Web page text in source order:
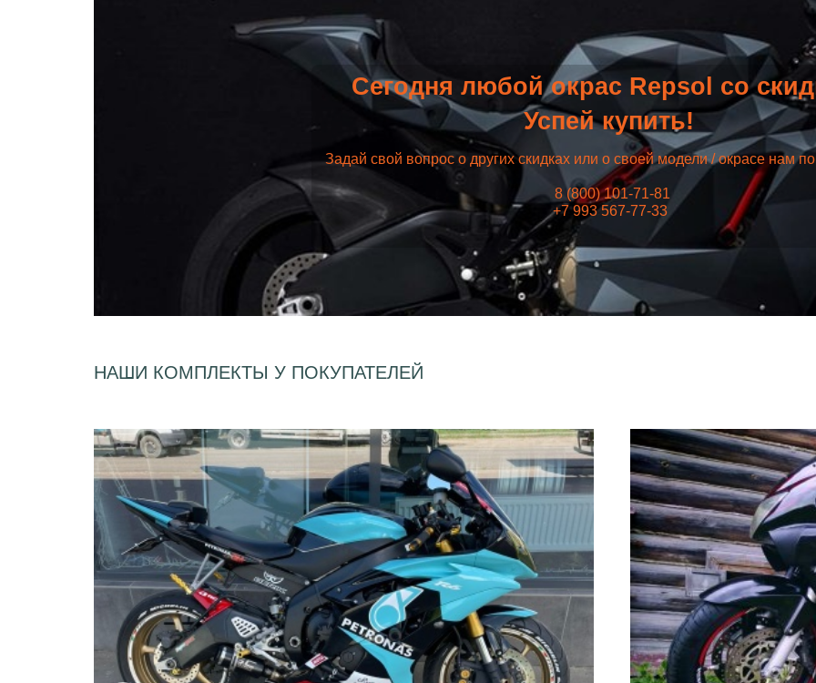
Сегодня любой окрас Repsol со
Успей купить!
Задай свой вопрос о других скидках или о своей модели / окрасе нам
8 (800) 101-71-81
+7 993 567-77-33
НАШИ КОМПЛЕКТЫ У ПОКУПАТЕЛЕЙ